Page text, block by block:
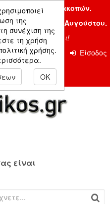
της
συνέχιση της
τη χρήση
χρήσης.
OK
λόγω διακοπών.
την Δευτέρα 24 Αυγούστου.
καλοκαίρι!
Επικοινωνία
Είσοδος
είναι